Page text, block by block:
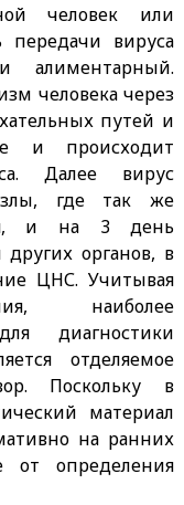
человек или
передачи вируса
алиментарный.
человека через
путей и
и происходит
Далее вирус
где так же
и на 3 день
органов, в
ЦНС. Учитывая
наиболее
диагностики
отделяемое
Поскольку в
материал
на ранних
от определения